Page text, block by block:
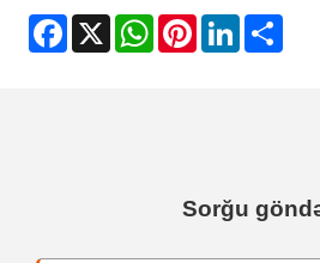
Facebook
X WhatsApp
PinterestLinkedIn
Sorğu